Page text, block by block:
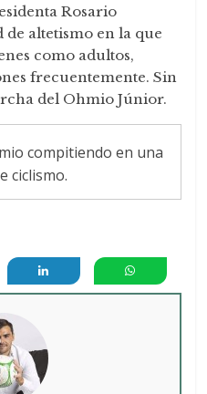
Rosario
altetismo en la que
como adultos,
frecuentemente. Sin
del Ohmio Júnior.
compitiendo en una
ciclismo.